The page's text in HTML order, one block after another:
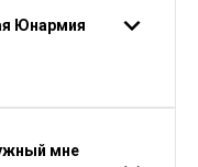
Юнармия
мне